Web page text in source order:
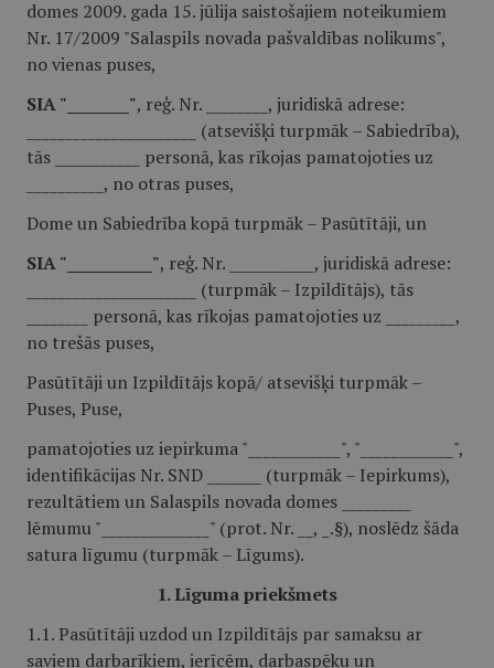
domes 2009. gada 15. jūlija saistošajiem noteikumiem
Nr. 17/2009 "Salaspils novada pašvaldības nolikums",
no vienas puses,
SIA "________", reģ. Nr. ________, juridiskā adrese:
______________________ (atsevišķi turpmāk – Sabiedrība),
tās ___________ personā, kas rīkojas pamatojoties uz
__________, no otras puses,
Dome un Sabiedrība kopā turpmāk – Pasūtītāji, un
SIA "___________", reģ. Nr. ___________, juridiskā adrese:
______________________ (turpmāk – Izpildītājs), tās
________ personā, kas rīkojas pamatojoties uz _________,
no trešās puses,
Pasūtītāji un Izpildītājs kopā/ atsevišķi turpmāk –
Puses, Puse,
pamatojoties uz iepirkuma "____________", "____________",
identifikācijas Nr. SND _______ (turpmāk – Iepirkums),
rezultātiem un Salaspils novada domes _________
lēmumu "______________" (prot. Nr. __, _.§), noslēdz šāda
satura līgumu (turpmāk – Līgums).
1. Līguma priekšmets
1.1. Pasūtītāji uzdod un Izpildītājs par samaksu ar
saviem darbarīkiem, ierīcēm, darbaspēku un